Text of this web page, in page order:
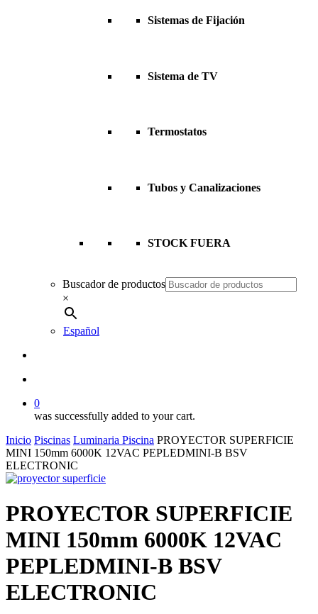
Sistemas de Fijación
Sistema de TV
Termostatos
Tubos y Canalizaciones
STOCK FUERA
Buscador de productos
×
Español
0
was successfully added to your cart.
Inicio Piscinas Luminaria Piscina PROYECTOR SUPERFICIE
MINI 150mm 6000K 12VAC PEPLEDMINI-B BSV
ELECTRONIC
PROYECTOR SUPERFICIE
MINI 150mm 6000K 12VAC
PEPLEDMINI-B BSV
ELECTRONIC